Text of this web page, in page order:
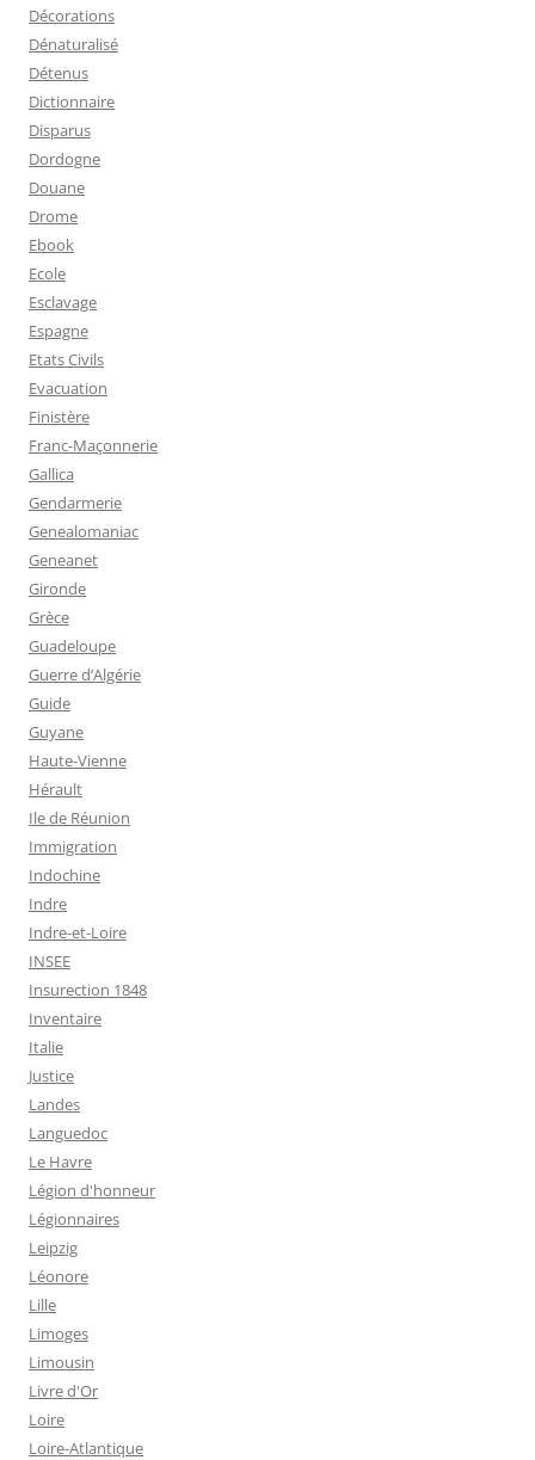
Décorations
Dénaturalisé
Détenus
Dictionnaire
Disparus
Dordogne
Douane
Drome
Ebook
Ecole
Esclavage
Espagne
Etats Civils
Evacuation
Finistère
Franc-Maçonnerie
Gallica
Gendarmerie
Genealomaniac
Geneanet
Gironde
Grèce
Guadeloupe
Guerre d’Algérie
Guide
Guyane
Haute-Vienne
Hérault
Ile de Réunion
Immigration
Indochine
Indre
Indre-et-Loire
INSEE
Insurection 1848
Inventaire
Italie
Justice
Landes
Languedoc
Le Havre
Légion d'honneur
Légionnaires
Leipzig
Léonore
Lille
Limoges
Limousin
Livre d'Or
Loire
Loire-Atlantique